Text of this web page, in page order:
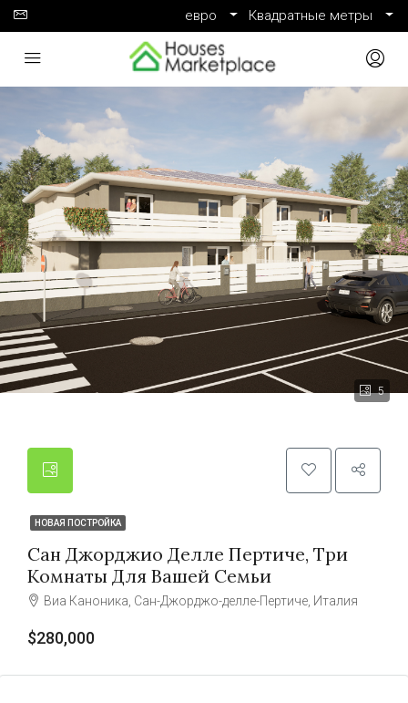
евро Квадратные метры
5
НОВАЯ ПОСТРОЙКА
Сан Джорджио Делле Пертиче, Три
Комнаты Для Вашей Семьи
Виа Каноника, Сан-Джорджо-делле-Пертиче, Италия
$280,000